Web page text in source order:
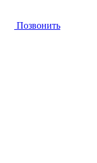
Позвонить